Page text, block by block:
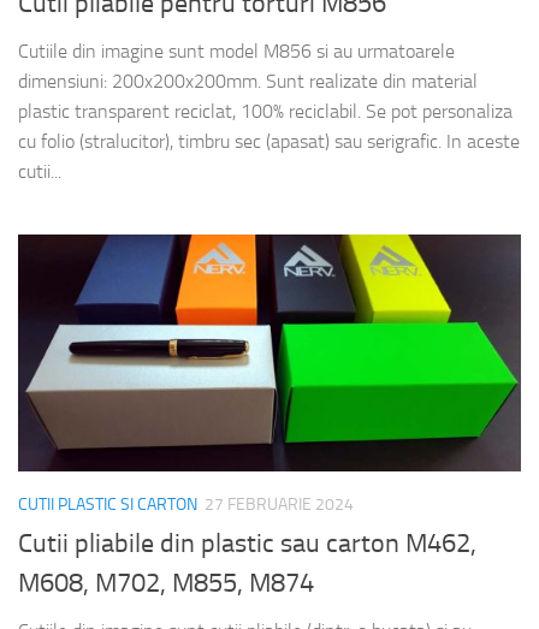
Cutiile din imagine sunt model M856 si au urmatoarele
dimensiuni: 200x200x200mm. Sunt realizate din material
plastic transparent reciclat, 100% reciclabil. Se pot personaliza
cu folio (stralucitor), timbru sec (apasat) sau serigrafic. In aceste
cutii...
CUTII PLASTIC SI CARTON 27 FEBRUARIE 2024
Cutii pliabile din plastic sau carton M462,
M608, M702, M855, M874